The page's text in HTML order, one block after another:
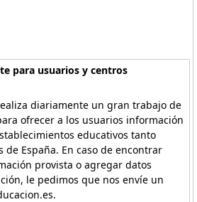
para usuarios y centros
diariamente un gran trabajo de
ofrecer a los usuarios información
educativos tanto
de España. En caso de encontrar
provista o agregar datos
le pedimos que nos envíe un